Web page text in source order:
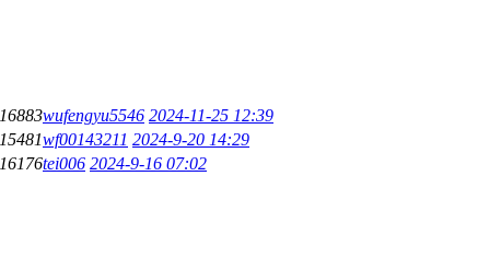
16883wufengyu5546 2024-11-25 12:39
15481wf00143211 2024-9-20 14:29
16176tei006 2024-9-16 07:02